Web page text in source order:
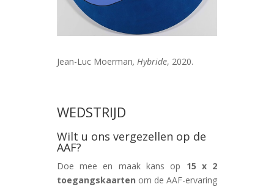
Jean-Luc Moerman, Hybride, 2020.
WEDSTRIJD
Wilt u ons vergezellen op de
AAF?
Doe mee en maak kans op 15 x 2
toegangskaarten om de AAF-ervaring